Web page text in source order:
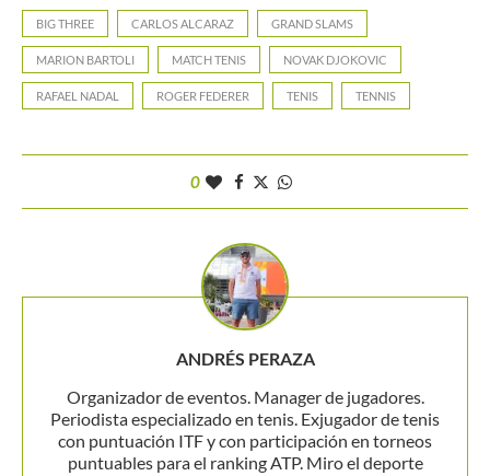
BIG THREE CARLOS ALCARAZ GRAND SLAMS
MARION BARTOLI MATCH TENIS NOVAK DJOKOVIC
RAFAEL NADAL ROGER FEDERER TENIS TENNIS
0
ANDRÉS PERAZA
Organizador de eventos. Manager de jugadores.
Periodista especializado en tenis. Exjugador de tenis
con puntuación ITF y con participación en torneos
puntuables para el ranking ATP. Miro el deporte